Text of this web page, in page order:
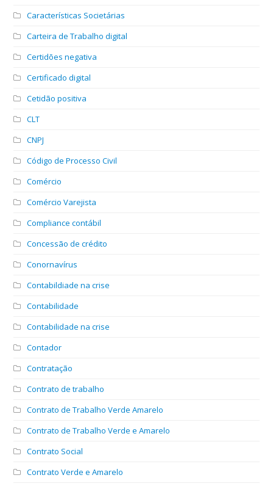
Características Societárias
Carteira de Trabalho digital
Certidões negativa
Certificado digital
Cetidão positiva
CLT
CNPJ
Código de Processo Civil
Comércio
Comércio Varejista
Compliance contábil
Concessão de crédito
Conornavírus
Contabildiade na crise
Contabilidade
Contabilidade na crise
Contador
Contratação
Contrato de trabalho
Contrato de Trabalho Verde Amarelo
Contrato de Trabalho Verde e Amarelo
Contrato Social
Contrato Verde e Amarelo